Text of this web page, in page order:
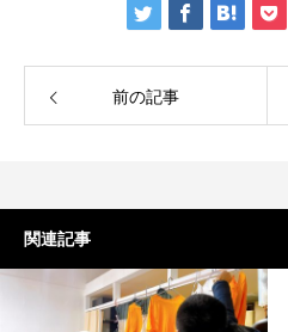
前の記事
関連記事